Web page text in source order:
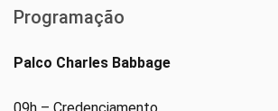
Programação
Palco Charles Babbage